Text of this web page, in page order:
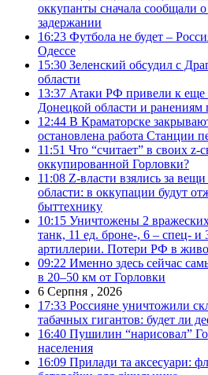
оккупанты сначала сообщали
задержании
16:23 Футбола не будет –
Одессе
15:30 Зеленский обсудил с
области
13:37 Атаки РФ привели к еще
Донецкой области и ранениям
12:44 В Краматорске
остановлена работа Станции
11:51 Что “считает” в своих z-
оккупированной Горловки?
11:08 Z-власти взялись за
области: в оккупации будут
быттехнику
10:15 Уничтожены 2
танк, 11 ед. броне-, 6 – спец- и
артиллерии. Потери РФ в
09:22 Именно здесь сейчас
в 20–50 км от Горловки
6 Серпня , 2026
17:33 Россияне уничтожили
табачных гигантов: будет ли
16:40 Пушилин “нарисовал”
населения
16:09 Прилади та аксесуари: